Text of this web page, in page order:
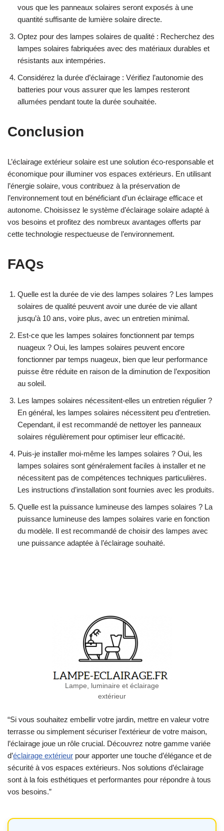
vous que les panneaux solaires seront exposés à une
quantité suffisante de lumière solaire directe.
Optez pour des lampes solaires de qualité : Recherchez des
lampes solaires fabriquées avec des matériaux durables et
résistants aux intempéries.
Considérez la durée d’éclairage : Vérifiez l’autonomie des
batteries pour vous assurer que les lampes resteront
allumées pendant toute la durée souhaitée.
Conclusion
L’éclairage extérieur solaire est une solution éco-responsable et
économique pour illuminer vos espaces extérieurs. En utilisant
l’énergie solaire, vous contribuez à la préservation de
l’environnement tout en bénéficiant d’un éclairage efficace et
autonome. Choisissez le système d’éclairage solaire adapté à
vos besoins et profitez des nombreux avantages offerts par
cette technologie respectueuse de l’environnement.
FAQs
Quelle est la durée de vie des lampes solaires ? Les lampes
solaires de qualité peuvent avoir une durée de vie allant
jusqu’à 10 ans, voire plus, avec un entretien minimal.
Est-ce que les lampes solaires fonctionnent par temps
nuageux ? Oui, les lampes solaires peuvent encore
fonctionner par temps nuageux, bien que leur performance
puisse être réduite en raison de la diminution de l’exposition
au soleil.
Les lampes solaires nécessitent-elles un entretien régulier ?
En général, les lampes solaires nécessitent peu d’entretien.
Cependant, il est recommandé de nettoyer les panneaux
solaires régulièrement pour optimiser leur efficacité.
Puis-je installer moi-même les lampes solaires ? Oui, les
lampes solaires sont généralement faciles à installer et ne
nécessitent pas de compétences techniques particulières.
Les instructions d’installation sont fournies avec les produits.
Quelle est la puissance lumineuse des lampes solaires ? La
puissance lumineuse des lampes solaires varie en fonction
du modèle. Il est recommandé de choisir des lampes avec
une puissance adaptée à l’éclairage souhaité.
Lampe, luminaire et éclairage
extérieur
“Si vous souhaitez embellir votre jardin, mettre en valeur votre
terrasse ou simplement sécuriser l’extérieur de votre maison,
l’éclairage joue un rôle crucial. Découvrez notre gamme variée
d’éclairage extérieur pour apporter une touche d’élégance et de
sécurité à vos espaces extérieurs. Nos solutions d’éclairage
sont à la fois esthétiques et performantes pour répondre à tous
vos besoins.”